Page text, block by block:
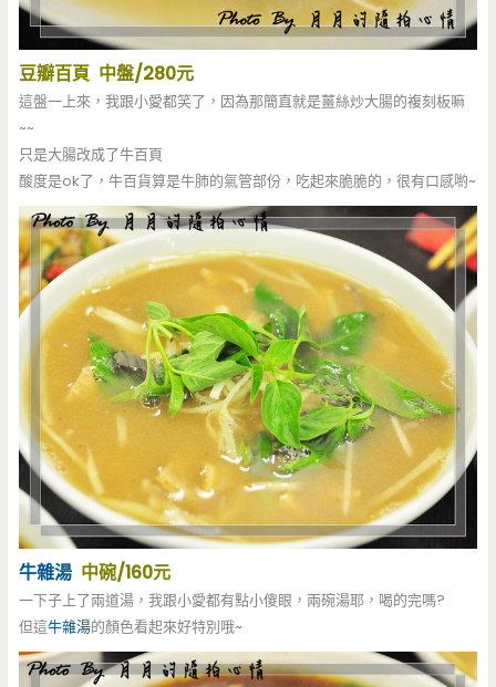
豆瓣百頁 中盤/280元
這盤一上來，我跟小愛都笑了，因為那簡直就是薑絲炒大腸的複刻板嘛
~~
只是大腸改成了牛百頁
酸度是ok了，牛百貨算是牛肺的氣管部份，吃起來脆脆的，很有口感喲~
牛雜湯 中碗/160元
一下子上了兩道湯，我跟小愛都有點小傻眼，兩碗湯耶，喝的完嗎?
但這牛雜湯的顏色看起來好特別哦~